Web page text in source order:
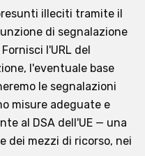
illeciti tramite il
di segnalazione
l'URL del
l'eventuale base
le segnalazioni
misure adeguate e
al DSA dell'UE — una
dei mezzi di ricorso, nei